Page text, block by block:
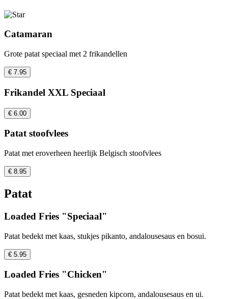
Catamaran
Grote patat speciaal met 2 frikandellen
€ 7.95
Frikandel XXL Speciaal
€ 6.00
Patat stoofvlees
Patat met eroverheen heerlijk Belgisch stoofvlees
€ 8.95
Patat
Loaded Fries "Speciaal"
Patat bedekt met kaas, stukjes pikanto, andalousesaus en bosui.
€ 5.95
Loaded Fries "Chicken"
Patat bedekt met kaas, gesneden kipcorn, andalousesaus en ui.